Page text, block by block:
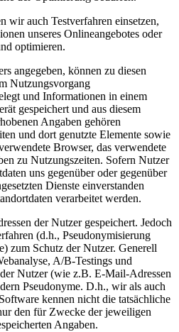
wir auch Testverfahren einsetzen,
unseres Onlineangebotes oder
optimieren.
angegeben, können zu diesen
Nutzungsvorgang
und Informationen in einem
gespeichert und aus diesem
Angaben gehören
und dort genutzte Elemente sowie
Browser, das verwendete
zu Nutzungszeiten. Sofern Nutzer
uns gegenüber oder gegenüber
Dienste einverstanden
verarbeitet werden.
der Nutzer gespeichert. Jedoch
(d.h., Pseudonymisierung
zum Schutz der Nutzer. Generell
A/B-Testings und
Nutzer (wie z.B. E-Mail-Adressen
Pseudonyme. D.h., wir als auch
kennen nicht die tatsächliche
den für Zwecke der jeweiligen
Angaben.